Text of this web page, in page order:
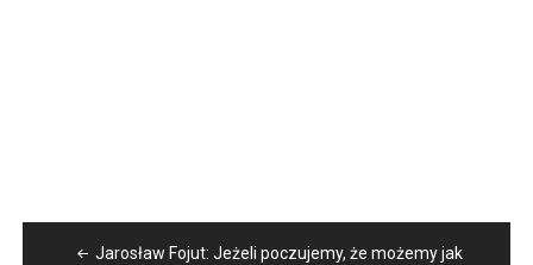
Nawigacja
Jarosław Fojut: Jeżeli poczujemy, że możemy jak